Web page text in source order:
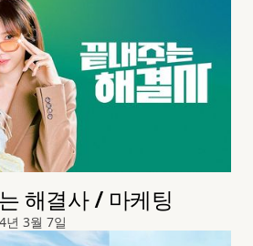
해결사 / 마케팅
년 3월 7일